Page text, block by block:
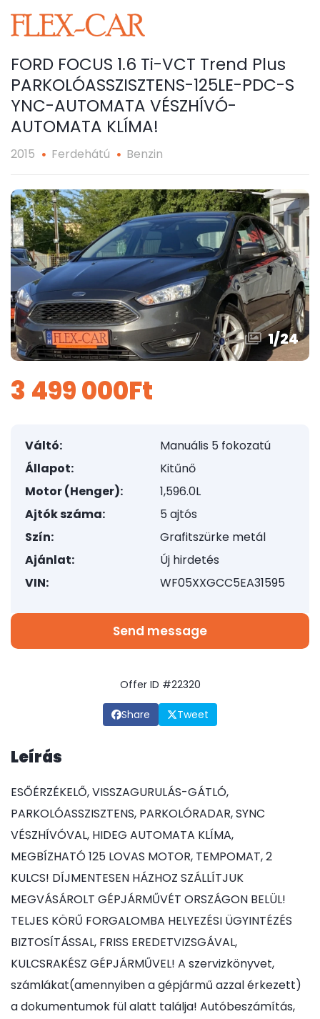
FORD FOCUS 1.6 Ti-VCT Trend Plus
PARKOLÓASSZISZTENS-125LE-PDC-S​
YNC-AUTOMATA VÉSZHÍVÓ-
AUTOMATA KLÍMA!
2015 Ferdehátú Benzin
1/24
3 499 000Ft
Váltó:
Manuális 5 fokozatú
Állapot:
Kitűnő
Motor (Henger):
1,596.0L
Ajtók száma:
5 ajtós
Szín:
Grafitszürke metál
Ajánlat:
Új hirdetés
VIN:
WF05XXGCC5EA31595
Send message
Offer ID #22320
Share Tweet
Leírás
ESŐÉRZÉKELŐ, VISSZAGURULÁS-GÁTLÓ,
PARKOLÓASSZISZTENS, PARKOLÓRADAR, SYNC
VÉSZHÍVÓVAL, HIDEG AUTOMATA KLÍMA,
MEGBÍZHATÓ 125 LOVAS MOTOR, TEMPOMAT, 2
KULCS! DÍJMENTESEN HÁZHOZ SZÁLLÍTJUK
MEGVÁSÁROLT GÉPJÁRMŰVÉT ORSZÁGON BELÜL!
TELJES KÖRŰ FORGALOMBA HELYEZÉSI ÜGYINTÉZÉS
BIZTOSÍTÁSSAL, FRISS EREDETVIZSGÁVAL,
KULCSRAKÉSZ GÉPJÁRMŰVEL! A szervizkönyvet,
számlákat(amennyiben a gépjármű azzal érkezett)
a dokumentumok fül alatt találja! Autóbeszámítás,